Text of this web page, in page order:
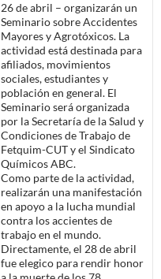
26 de abril – organizarán un
Seminario sobre Accidentes
Mayores y Agrotóxicos. La
actividad está destinada para
afiliados, movimientos
sociales, estudiantes y
población en general. El
Seminario será organizada
por la Secretaría de la Salud y
Condiciones de Trabajo de
Fetquim-CUT y el Sindicato
Químicos ABC.
Como parte de la actividad,
realizarán una manifestación
en apoyo a la lucha mundial
contra los accientes de
trabajo en el mundo.
Directamente, el 28 de abril
fue elegico para rendir honor